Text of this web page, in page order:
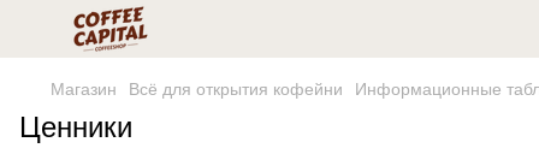
Магазин Всё для открытия кофейни Информационные
Ценники